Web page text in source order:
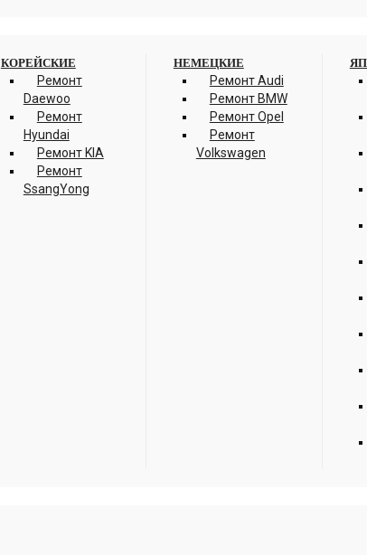
КОРЕЙСКИЕ
Ремонт
Daewoo
Ремонт
Hyundai
Ремонт KIA
Ремонт
SsangYong
НЕМЕЦКИЕ
Ремонт Audi
Ремонт BMW
Ремонт Opel
Ремонт
Volkswagen